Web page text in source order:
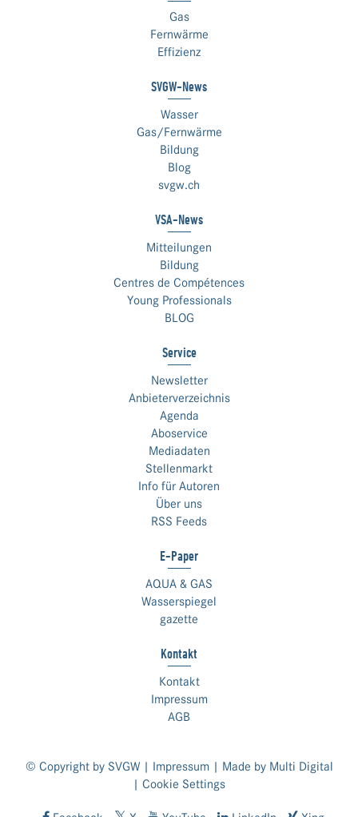
Gas
Fernwärme
Effizienz
SVGW-News
Wasser
Gas/Fernwärme
Bildung
Blog
svgw.ch
VSA-News
Mitteilungen
Bildung
Centres de Compétences
Young Professionals
BLOG
Service
Newsletter
Anbieterverzeichnis
Agenda
Aboservice
Mediadaten
Stellenmarkt
Info für Autoren
Über uns
RSS Feeds
E-Paper
AQUA & GAS
Wasserspiegel
gazette
Kontakt
Kontakt
Impressum
AGB
© Copyright by SVGW | Impressum| Made by Multi Digital
| Cookie Settings